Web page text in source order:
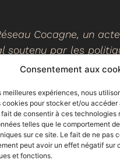
Consentement aux
meilleures expériences, nous
cookies pour stocker et/ou accéder
de consentir à ces technologies
telles que le comportement
sur ce site. Le fait de ne pas
peut avoir un effet négatif sur
et fonctions.
Cocagne, un
soutenu par les
Réseau Cocagne -Site web
Mentions légales